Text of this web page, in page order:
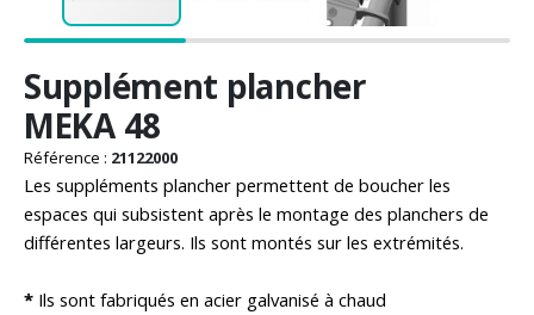
au
début
de
la
Galerie
d’images
Supplément plancher
MEKA 48
Référence : 21122000
Les suppléments plancher permettent de boucher les
espaces qui subsistent après le montage des planchers de
différentes largeurs. Ils sont montés sur les extrémités.
* Ils sont fabriqués en acier galvanisé à chaud